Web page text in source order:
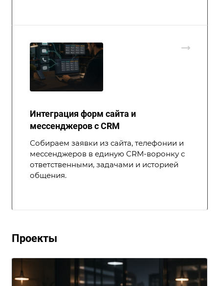
Интеграция форм сайта и
мессенджеров с CRM
Собираем заявки из сайта, телефонии и
мессенджеров в единую CRM-воронку с
ответственными, задачами и историей
общения.
Проекты